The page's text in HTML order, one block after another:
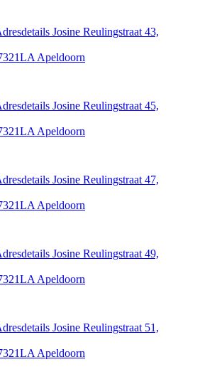
Josine Reulingstraat 43,
Apeldoorn
Josine Reulingstraat 45,
Apeldoorn
Josine Reulingstraat 47,
Apeldoorn
Josine Reulingstraat 49,
Apeldoorn
Josine Reulingstraat 51,
Apeldoorn